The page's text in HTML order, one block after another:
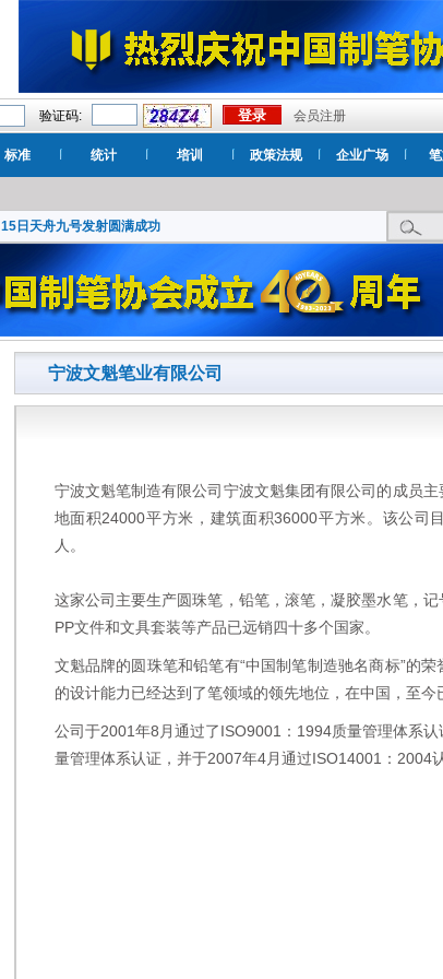
验证码: 会员注册
标准 统计 培训 政策法规 企业广场
日天舟九号发射圆满成功
宁波文魁笔业有限公司
宁波文魁笔制造有限公司宁波文魁集团有限公司的成员
地面积24000平方米，建筑面积36000平方米。该公司
人。
这家公司主要生产圆珠笔，铅笔，滚笔，凝胶墨水笔，
PP文件和文具套装等产品已远销四十多个国家。
文魁品牌的圆珠笔和铅笔有“中国制笔制造驰名商标”的
的设计能力已经达到了笔领域的领先地位，在中国，至今
公司于2001年8月通过了ISO9001：1994质量管理体系
量管理体系认证，并于2007年4月通过ISO14001：2004认